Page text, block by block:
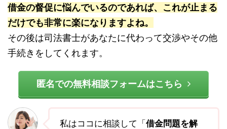
借金の督促に悩んでいるのであれば、これが止まる
だけでも非常に楽になりますよね。
その後は司法書士があなたに代わって交渉やその他
手続きをしてくれます。
匿名での無料相談フォームはこちら
私はココに相談して「 借金問題を解